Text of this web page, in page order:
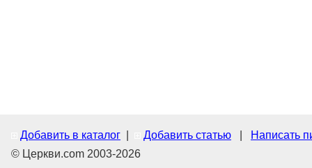
Добавить в каталог Добавить статью
Написать
© Церкви.com 2003-2026